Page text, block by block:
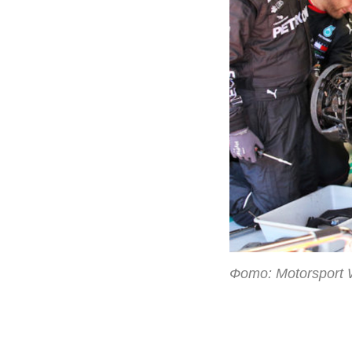
Фото: Motorsport